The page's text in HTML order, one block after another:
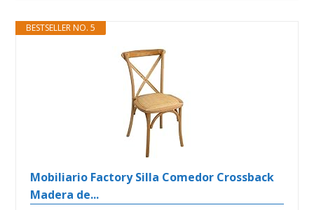
BESTSELLER NO. 5
Mobiliario Factory Silla Comedor Crossback
Madera de...